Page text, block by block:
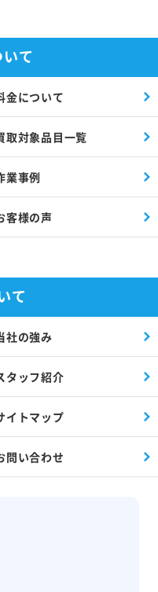
て
金について
取対象品目一覧
業事例
客様の声
て
社の強み
タッフ紹介
イトマップ
問い合わせ